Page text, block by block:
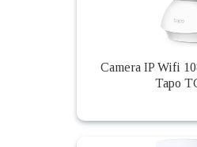
Camera IP Wifi
Tapo